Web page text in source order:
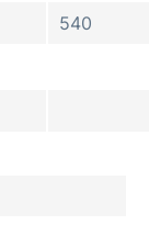
540